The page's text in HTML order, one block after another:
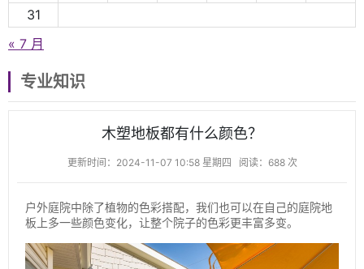
31
« 7 月
专业知识
木塑地板都有什么颜色？
更新时间：2024-11-07 10:58 星期四 阅读：688 次
户外庭院中除了植物的色彩搭配，我们也可以在自己的庭院地
板上多一些颜色变化，让整个院子的色彩更丰富多变。